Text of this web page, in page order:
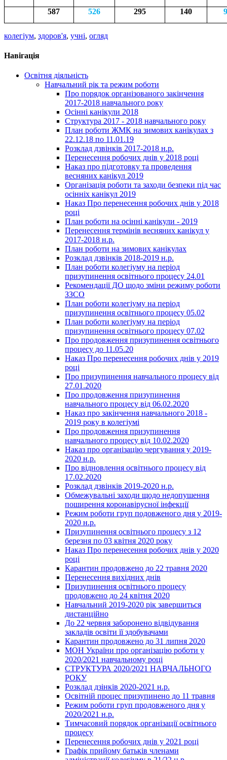
587
526 295 140
колегіум, здоров'я, учні, огляд
Навігація
Освітня діяльність
Навчальний рік та режим роботи
Про порядок організованого закінчення
2017-2018 навчального року
Осінні канікули 2018
Структура 2017 - 2018 навчального року
План роботи ЖМК на зимових канікулах з
22.12.18 по 11.01.19
Розклад дзвінків 2017-2018 н.р.
Перенесення робочих днів у 2018 році
Наказ про підготовку та проведення
весняних канікул 2019
Організація роботи та заходи безпеки під час
осінніх канікул 2019
Наказ Про перенесення робочих днів у 2018
році
План роботи на осінні канікули - 2019
Перенесення термінів весняних канікул у
2017-2018 н.р.
План роботи на зимових канікулах
Розклад дзвінків 2018-2019 н.р.
План роботи колегіуму на період
призупинення освітнього процесу 24.01
Рекомендації ДО щодо зміни режиму роботи
ЗЗСО
План роботи колегіуму на період
призупинення освітнього процесу 05.02
План роботи колегіуму на період
призупинення освітнього процесу 07.02
Про продовження призупинення освітнього
процесу до 11.05.20
Наказ Про перенесення робочих днів у 2019
році
Про призупинення навчального процесу від
27.01.2020
Про продовження призупинення
навчального процесу від 06.02.2020
Наказ про закінчення навчального 2018 -
2019 року в колегіумі
Про продовження призупинення
навчального процесу від 10.02.2020
Наказ про організацію чергування у 2019-
2020 н.р.
Про відновлення освітнього процесу від
17.02.2020
Розклад дзвінків 2019-2020 н.р.
Обмежувальні заходи щодо недопушення
поширення коронавірусної інфекції
Режим роботи груп подовженого дня у 2019-
2020 н.р.
Призупинення освітнього процесу з 12
березня по 03 квітня 2020 року
Наказ Про перенесення робочих днів у 2020
році
Карантин продовжено до 22 травня 2020
Перенесення вихідних днів
Призупинення освітнього процесу
продовжено до 24 квітня 2020
Навчальний 2019-2020 рік завершиться
дистанційно
До 22 червня заборонено відвідування
закладів освіти її здобувачами
Карантин продовжено до 31 липня 2020
МОН України про організацію роботи у
2020/2021 навчальному році
СТРУКТУРА 2020/2021 НАВЧАЛЬНОГО
РОКУ
Розклад дзінків 2020-2021 н.р.
Освітній процес призупинено до 11 травня
Режим роботи груп продовженого дня у
2020/2021 н.р.
Тимчасовий порядок організації освітнього
процесу
Перенесення робочих днів у 2021 році
Графік прийому батьків членами